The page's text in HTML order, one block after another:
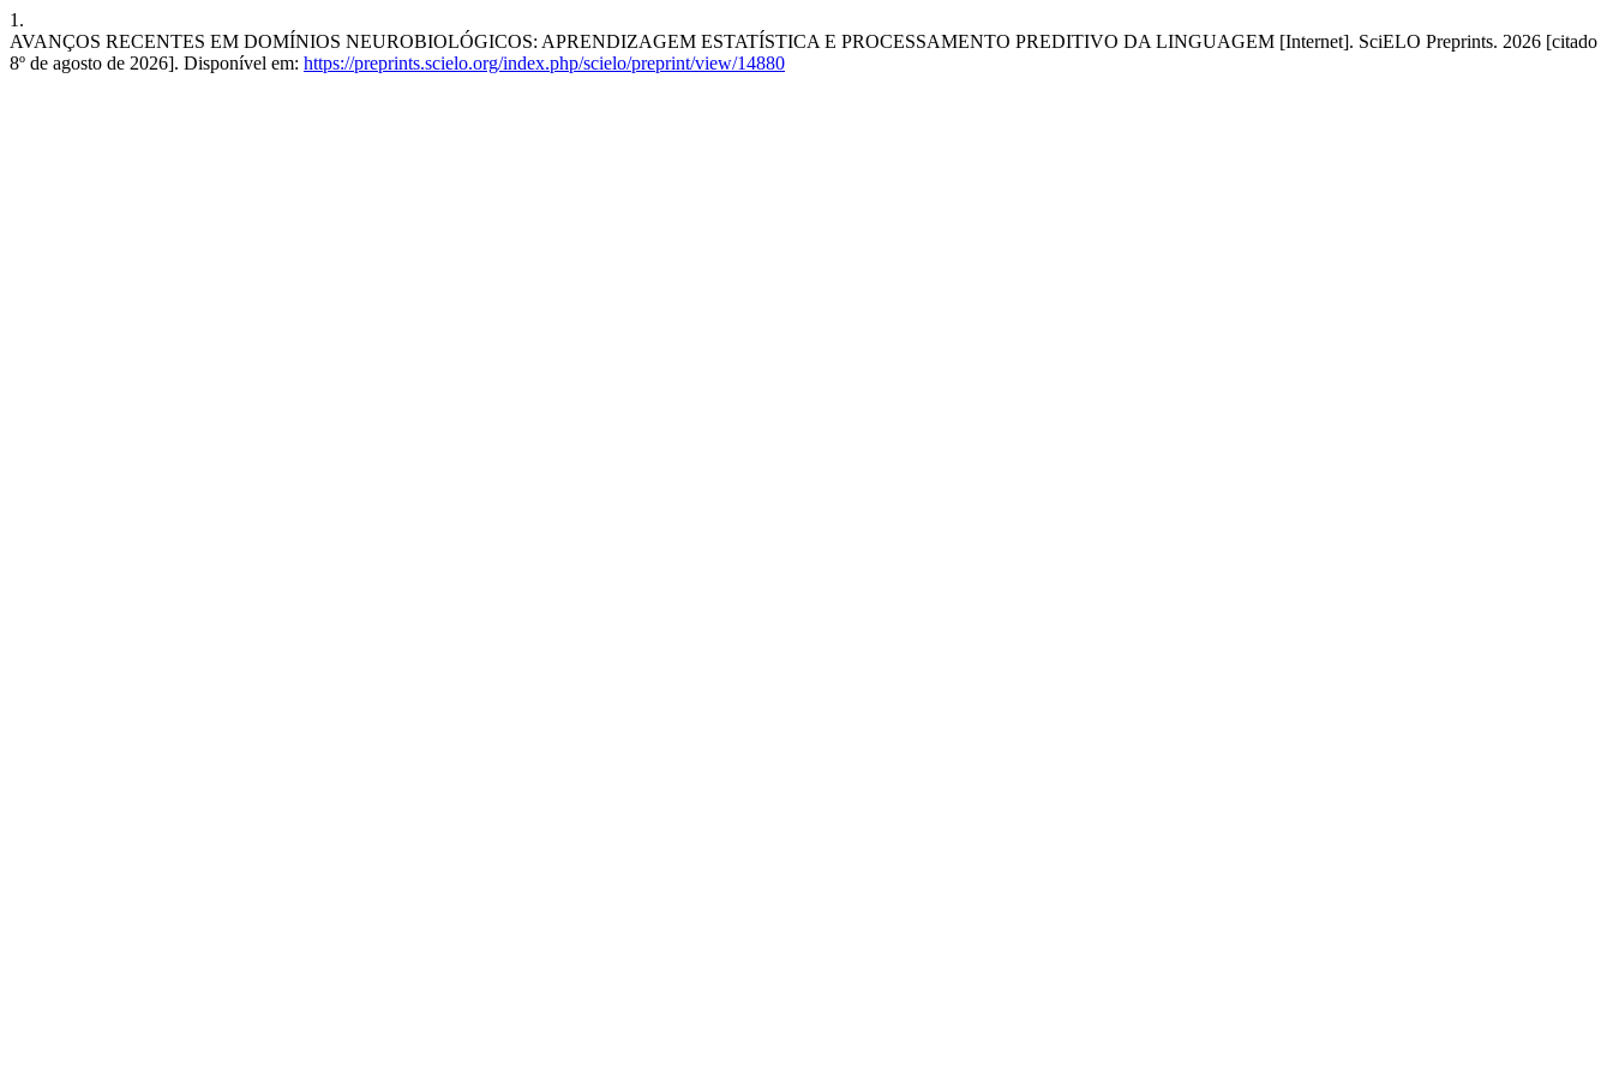
1.
AVANÇOS RECENTES EM DOMÍNIOS NEUROBIOLÓGICOS: APRENDIZAGEM ESTATÍSTICA E PROCESSAMENTO PREDITIVO DA LINGUAGEM [Internet]. SciELO Preprints. 2026 [citado
8º de agosto de 2026]. Disponível em: https://preprints.scielo.org/index.php/scielo/preprint/view/14880